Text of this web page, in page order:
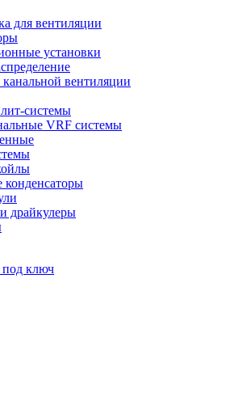
для вентиляции
установки
вентиляции
системы
VRF системы
драйкулеры
под ключ